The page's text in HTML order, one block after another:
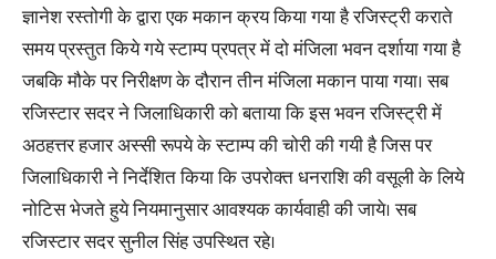
ज्ञानेश रस्तोगी के द्वारा एक मकान क्रय किया गया है रजिस्ट्री कराते
समय प्रस्तुत किये गये स्टाम्प प्रपत्र में दो मंजिला भवन दर्शाया गया है
जबकि मौके पर निरीक्षण के दौरान तीन मंजिला मकान पाया गया। सब
रजिस्टार सदर ने जिलाधिकारी को बताया कि इस भवन रजिस्ट्री में
अठहत्तर हजार अस्सी रूपये के स्टाम्प की चोरी की गयी है जिस पर
जिलाधिकारी ने निर्देशित किया कि उपरोक्त धनराशि की वसूली के लिये
नोटिस भेजते हुये नियमानुसार आवश्यक कार्यवाही की जाये। सब
रजिस्टार सदर सुनील सिंह उपस्थित रहे।